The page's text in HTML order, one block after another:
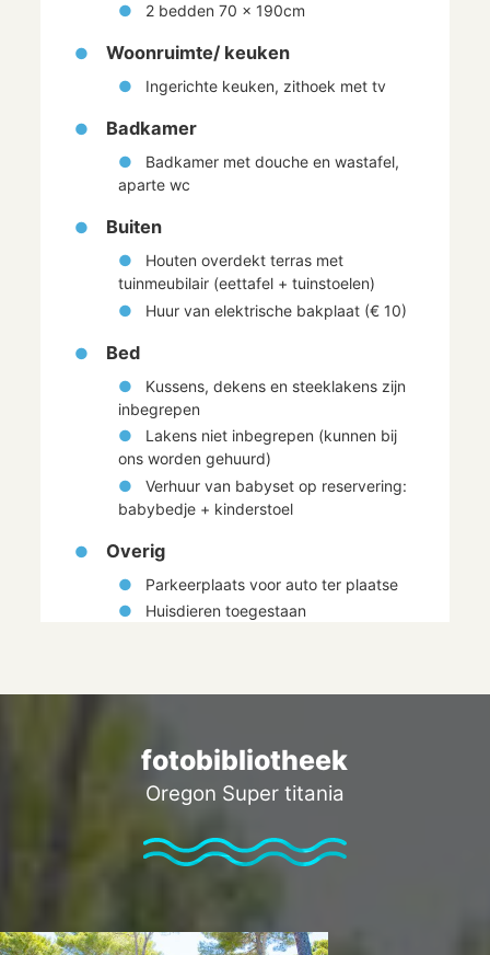
2 bedden 70 x 190cm
Woonruimte/ keuken
Ingerichte keuken, zithoek met tv
Badkamer
Badkamer met douche en wastafel,
aparte wc
Buiten
Houten overdekt terras met
tuinmeubilair (eettafel + tuinstoelen)
Huur van elektrische bakplaat (€ 10)
Bed
Kussens, dekens en steeklakens zijn
inbegrepen
Lakens niet inbegrepen (kunnen bij
ons worden gehuurd)
Verhuur van babyset op reservering:
babybedje + kinderstoel
Overig
Parkeerplaats voor auto ter plaatse
Huisdieren toegestaan
fotobibliotheek
Oregon Super titania